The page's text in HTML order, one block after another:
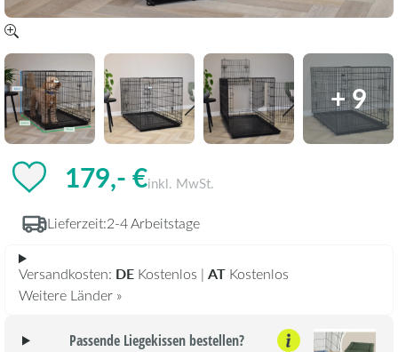
+ 9
179,- €inkl. MwSt.
Lieferzeit:2-4 Arbeitstage
Versandkosten: DE Kostenlos | AT Kostenlos
Weitere Länder »
Passende Liegekissen bestellen?